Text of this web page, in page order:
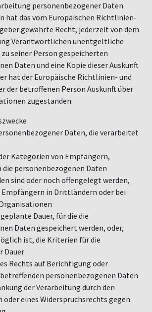
personenbezogener Daten
hat das vom Europäischen Richtlinien-
gewährte Recht, jederzeit von dem
Verantwortlichen unentgeltliche
seiner Person gespeicherten
Daten und eine Kopie dieser Auskunft
hat der Europäische Richtlinien- und
der betroffenen Person Auskunft über
zugestanden:
Daten, die verarbeitet
Kategorien von Empfängern,
die personenbezogenen Daten
sind oder noch offengelegt werden,
Empfängern in Drittländern oder bei
Dauer, für die die
Daten gespeichert werden, oder,
ist, die Kriterien für die
Dauer
Rechts auf Berichtigung oder
personenbezogenen Daten
der Verarbeitung durch den
eines Widerspruchsrechts gegen